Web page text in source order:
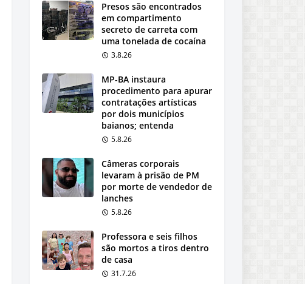
Presos são encontrados
em compartimento
secreto de carreta com
uma tonelada de cocaína
3.8.26
MP-BA instaura
procedimento para apurar
contratações artísticas
por dois municípios
baianos; entenda
5.8.26
Câmeras corporais
levaram à prisão de PM
por morte de vendedor de
lanches
5.8.26
Professora e seis filhos
são mortos a tiros dentro
de casa
31.7.26